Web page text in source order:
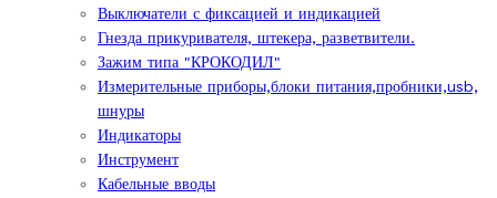
Выключатели с фиксацией и индикацией
Гнезда прикуривателя, штекера, разветвители.
Зажим типа "КРОКОДИЛ"
Измерительные приборы,блоки питания,пробники,usb,
шнуры
Индикаторы
Инструмент
Кабельные вводы